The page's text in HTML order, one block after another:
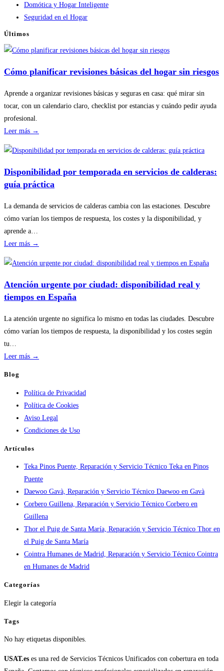
Domótica y Hogar Inteligente
Seguridad en el Hogar
Últimos
Cómo planificar revisiones básicas del hogar sin riesgos
Aprende a organizar revisiones básicas y seguras en casa: qué mirar sin
tocar, con un calendario claro, checklist por estancias y cuándo pedir ayuda
profesional.
Leer más →
planificar
revisiones
básicas
hogar
sin
Disponibilidad por temporada en servicios de calderas:
guía práctica
La demanda de servicios de calderas cambia con las estaciones. Descubre
cómo varían los tiempos de respuesta, los costes y la disponibilidad, y
aprende a…
Leer más →
por
temporada
de
calderas:
Atención urgente por ciudad: disponibilidad real y
tiempos en España
La atención urgente no significa lo mismo en todas las ciudades. Descubre
cómo varían los tiempos de respuesta, la disponibilidad y los costes según
tu…
Leer más →
por
ciudad:
disponibilidad
real
en
España
Blog
Política de Privacidad
Política de Cookies
Aviso Legal
Condiciones de Uso
Artículos
Teka Pinos Puente, Reparación y Servicio Técnico Teka en Pinos
Puente
Daewoo Gavà, Reparación y Servicio Técnico Daewoo en Gavà
Corbero Guillena, Reparación y Servicio Técnico Corbero en
Guillena
Thor el Puig de Santa María, Reparación y Servicio Técnico Thor en
el Puig de Santa María
Cointra Humanes de Madrid, Reparación y Servicio Técnico Cointra
en Humanes de Madrid
Categorías
Categorías
Elegir la categoría
Tags
No hay etiquetas disponibles.
USAT.es es una red de Servicios Técnicos Unificados con cobertura en toda